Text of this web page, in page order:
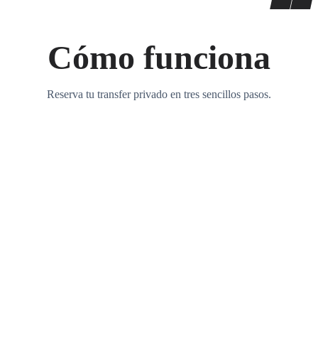
Cómo funciona
Reserva tu transfer privado en tres sencillos pasos.